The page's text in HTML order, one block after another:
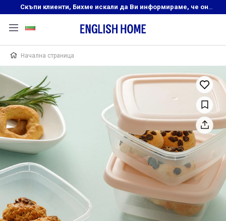
Скъпи клиенти, Бихме искали да Ви информираме, че онлайн магазинът на English Home преустановява своята дейност. Прекрасният ни и усмихнат екип ,Ви очаква в нашите физически магазини, където ще откриете любимите си продукти! Благодарим Ви, че сте част от семейството на Еnglish Home!
Начална страница